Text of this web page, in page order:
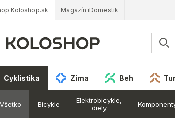
Koloshop.sk Magazín iDomestik
Cyklistika Zima Beh
Všetko Bicykle
Elektrobicykle,
diely